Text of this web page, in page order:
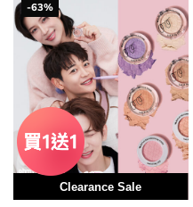
-63%
Clearance Sale